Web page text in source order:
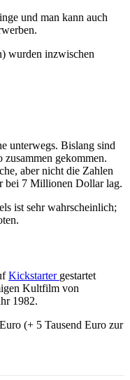
und man kann auch
wurden inzwischen
unterwegs. Bislang sind
gekommen.
aber nicht die Zahlen
bei 7 Millionen Dollar lag.
ist sehr wahrscheinlich;
Kickstarter gestartet
Kultfilm von
1982.
(+ 5 Tausend Euro zur